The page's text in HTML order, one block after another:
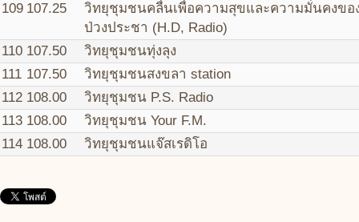
109 107.25
วิทยุชุมชนคลื่นเพื่อความสุขและความมั่นคงขอ
ป่วงประชา (H.D, Radio)
110 107.50
วิทยุชุมชนทุ่งลุง
111 107.50
วิทยุชุมชนสงขลา station
112 108.00
วิทยุชุมชน P.S. Radio
113 108.00
วิทยุชุมชน Your F.M.
114 108.00 วิทยุชุมชนแจ๊สเรดิโอ